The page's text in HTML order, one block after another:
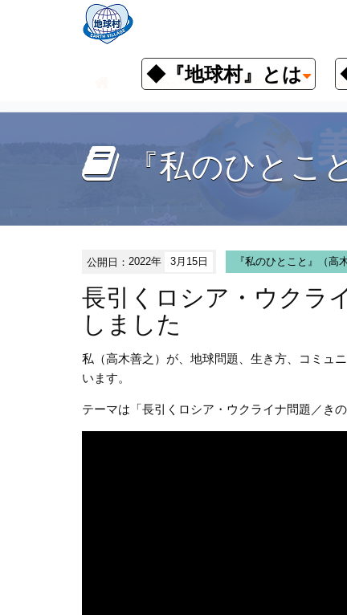
◆『地球村』とは
お知らせ 『私のひとこと』（
『私のひとこ
公開日：2022年 3月15日 『私のひとこと』（高
長引くロシア・ウクラ
しました
私（高木善之）が、地球問題、生き方、コミュ
います。
テーマは「長引くロシア・ウクライナ問題／き